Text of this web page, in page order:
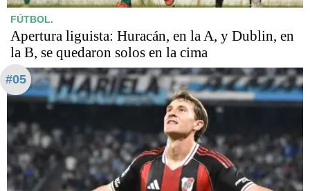
FÚTBOL.
Apertura liguista: Huracán, en la A, y Dublin, en
la B, se quedaron solos en la cima
#05